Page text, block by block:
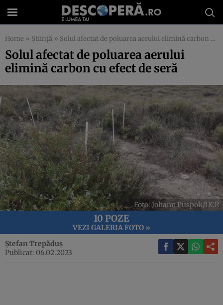
Home » Știință » Solul afectat de poluarea aerului elimină carbon cu efect de seră
Solul afectat de poluarea aerului
elimină carbon cu efect de seră
Foto: Johann Puspok/UCR
10 POZE
VEZI GALERIA FOTO »
Ștefan Trepăduș
Publicat: 06.02.2023